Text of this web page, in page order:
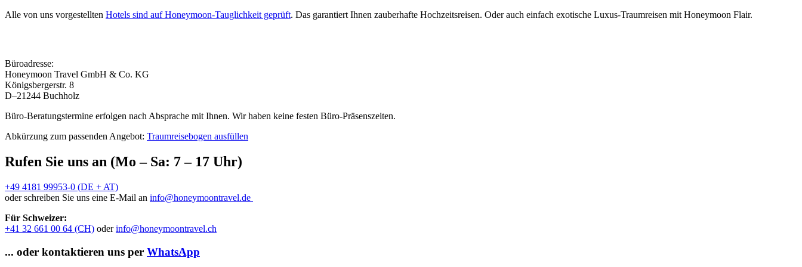
Alle von uns vorgestellten Hotels sind auf Honeymoon-Tauglichkeit geprüft. Das garantiert Ihnen zauberhafte Hochzeitsreisen. Oder auch einfach exotische Luxus-Traumreisen mit Honeymoon Flair.
Büroadresse:
Honeymoon Travel GmbH & Co. KG
Königsbergerstr. 8
D–21244 Buchholz
Büro-Beratungstermine erfolgen nach Absprache mit Ihnen. Wir haben keine festen Büro-Präsenszeiten.
Abkürzung zum passenden Angebot: Traumreisebogen ausfüllen
Rufen Sie uns an (Mo – Sa: 7 – 17 Uhr)
+49 4181 99953-0 (DE + AT)
oder schreiben Sie uns eine E-Mail an info@honeymoontravel.de
Für Schweizer:
+41 32 661 00 64 (CH) oderinfo@honeymoontravel.ch
... oder kontaktieren uns per WhatsApp